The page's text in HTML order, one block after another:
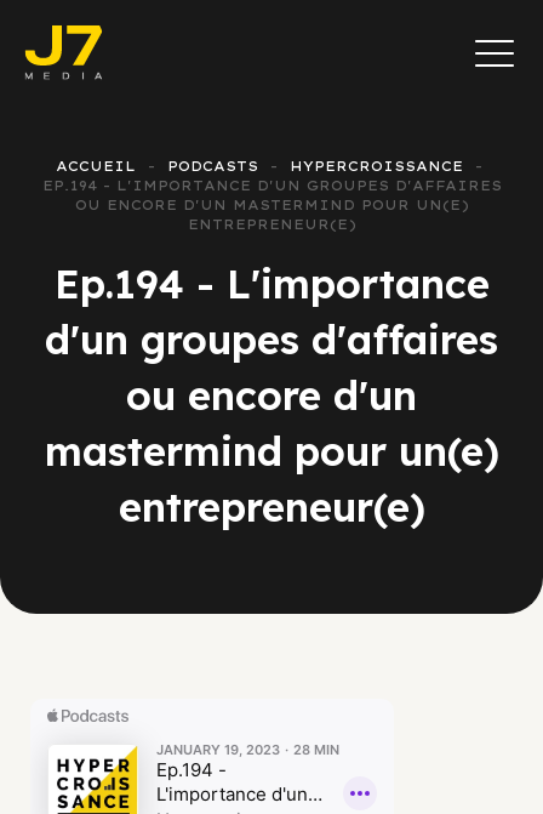
ACCUEIL PODCASTS
HYPERCROISSANCE
EP.194 - L'IMPORTANCE D'UN GROUPES D'AFFAIRES
OU ENCORE D'UN MASTERMIND POUR UN(E)
ENTREPRENEUR(E)
Ep.194 - L'importance
d'un groupes d'affaires
ou encore d'un
mastermind pour un(e)
entrepreneur(e)